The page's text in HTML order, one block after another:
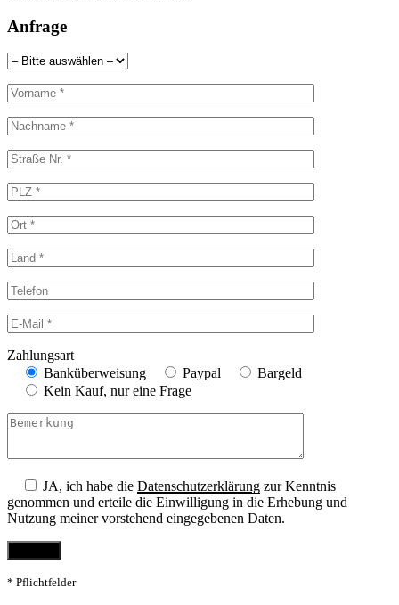
Anfrage
Zahlungsart
Banküberweisung
Paypal
Bargeld
Kein Kauf, nur eine Frage
JA, ich habe die Datenschutzerklärung zur Kenntnis
genommen und erteile die Einwilligung in die Erhebung und
Nutzung meiner vorstehend eingegebenen Daten.
* Pflichtfelder